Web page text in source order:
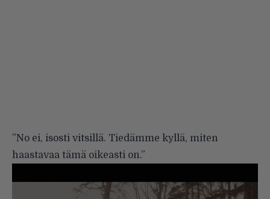
”No ei, isosti vitsillä. Tiedämme kyllä, miten
haastavaa tämä oikeasti on.”